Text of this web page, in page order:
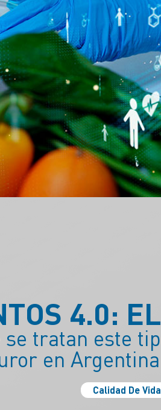
4.0:
se tratan este
en
Calidad De Vida